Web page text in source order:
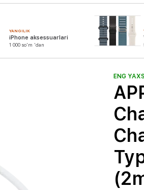
YANGILIK
iPhone aksessuarlari
1 000 so'm 'dan
ENG